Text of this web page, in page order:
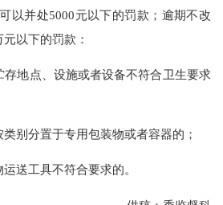
以并处5000元以下的罚款；逾期不改
以下的罚款：
地点、设施或者设备不符合卫生要求
分置于专用包装物或者容器的；
工具不符合要求的。